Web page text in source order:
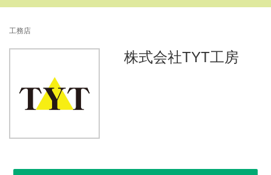
o
工務店
株式会社TYT工房